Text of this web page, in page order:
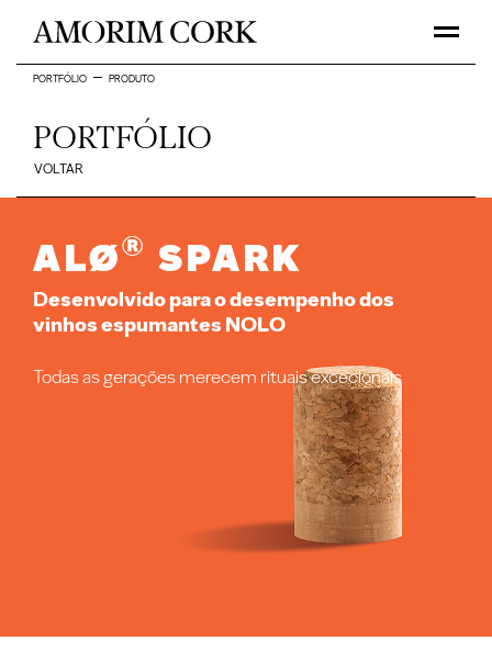
PORTFÓLIO PRODUTO
PORTFÓLIO
VOLTAR
ALØ® Spark
Desenvolvido para o desempenho dos
vinhos espumantes NOLO
Todas as gerações merecem rituais excecionais